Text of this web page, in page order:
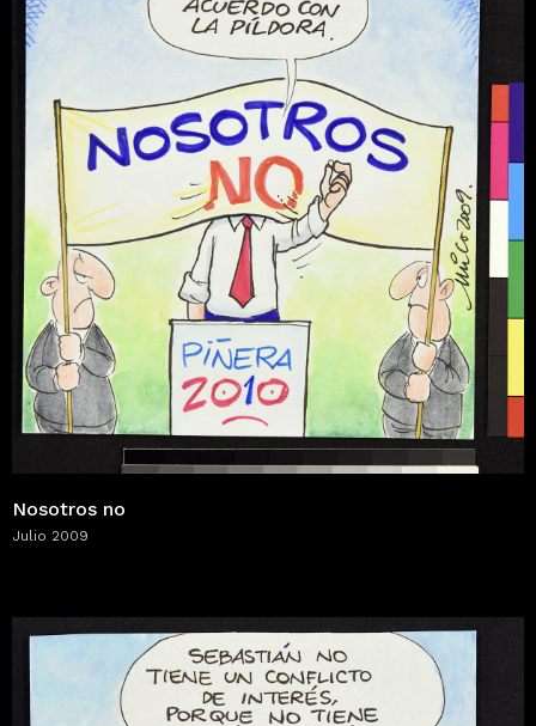
Nosotros no
Julio 2009